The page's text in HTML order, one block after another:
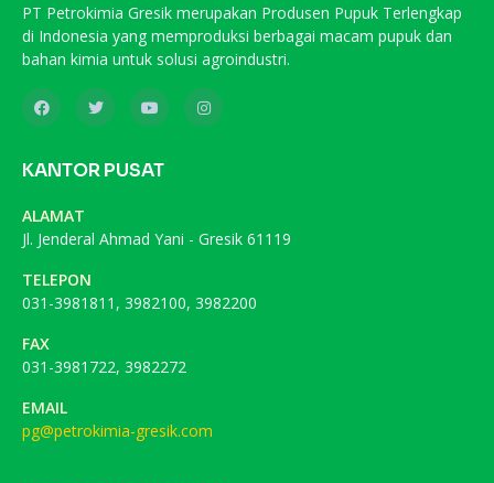
PT Petrokimia Gresik merupakan Produsen Pupuk Terlengkap
di Indonesia yang memproduksi berbagai macam pupuk dan
bahan kimia untuk solusi agroindustri.
KANTOR PUSAT
ALAMAT
Jl. Jenderal Ahmad Yani - Gresik 61119
TELEPON
031-3981811, 3982100, 3982200
FAX
031-3981722, 3982272
EMAIL
pg@petrokimia-gresik.com